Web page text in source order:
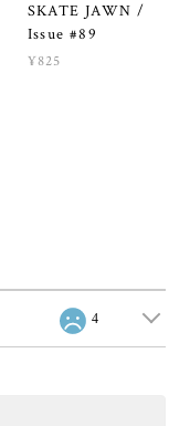
SKATE JAWN /
Issue #89
¥825
4